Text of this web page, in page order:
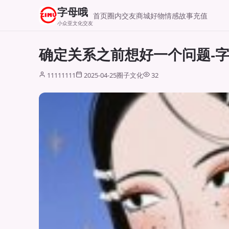
字母哦
小众亚文化交友
首页圈内交友商城好物情感故事充值
确定关系之前想好一个问题-
11111111 2025-04-25圈子文化 32